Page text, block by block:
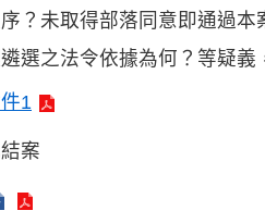
？未取得部落同意即通過
選之法令依據為何？等疑義
1
案